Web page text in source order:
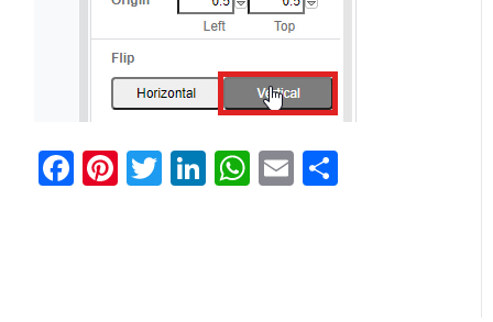
Facebook
Pinterest
Twitter
LinkedIn
WhatsApp
Email